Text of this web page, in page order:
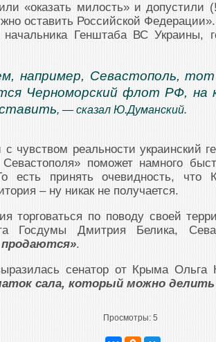
«оказать милость» и допустили
оставить Российской
начальника Генштаба ВС Украины,
например, Севастополь, тот
Черноморский флот РФ, на
, — сказал Ю.Думанский.
чувством реальности украинский
поможет намного
есть принять очевидность, что
– ну никак не получается.
торговаться по поводу своей
Госдумы Дмитрия Белика,
.
сенатор от Крыма Ольга
сала, который можно делить
Просмотры: 5